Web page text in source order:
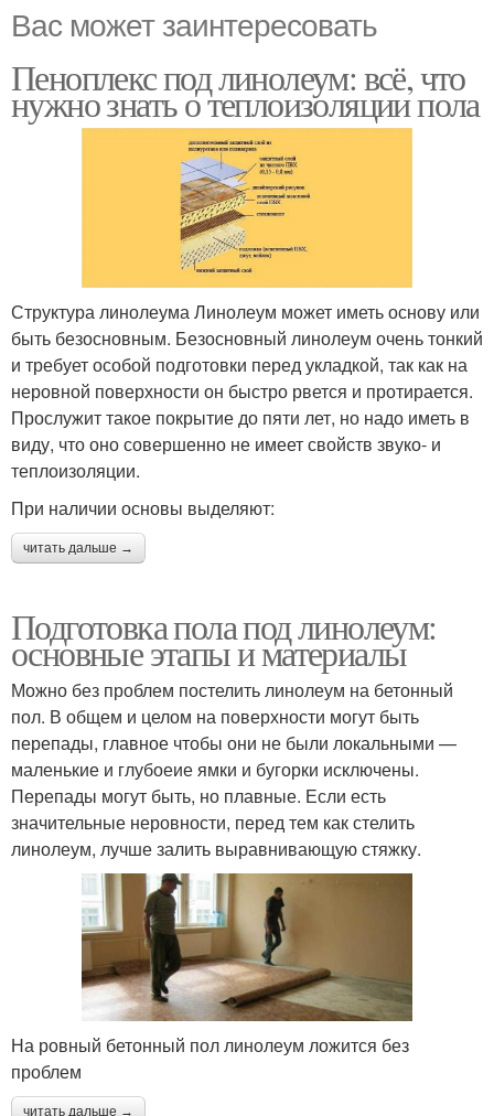
Вас может заинтересовать
Пеноплекс под линолеум: всё, что
нужно знать о теплоизоляции пола
Структура линолеума Линолеум может иметь основу или
быть безосновным. Безосновный линолеум очень тонкий
и требует особой подготовки перед укладкой, так как на
неровной поверхности он быстро рвется и протирается.
Прослужит такое покрытие до пяти лет, но надо иметь в
виду, что оно совершенно не имеет свойств звуко- и
теплоизоляции.
При наличии основы выделяют:
читать дальше →
Подготовка пола под линолеум:
основные этапы и материалы
Можно без проблем постелить линолеум на бетонный
пол. В общем и целом на поверхности могут быть
перепады, главное чтобы они не были локальными —
маленькие и глубоеие ямки и бугорки исключены.
Перепады могут быть, но плавные. Если есть
значительные неровности, перед тем как стелить
линолеум, лучше залить выравнивающую стяжку.
На ровный бетонный пол линолеум ложится без
проблем
читать дальше →